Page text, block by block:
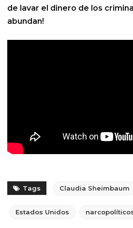
de lavar el dinero de los
abundan!
Tags Claudia Sheimbaum
Estados Unidos